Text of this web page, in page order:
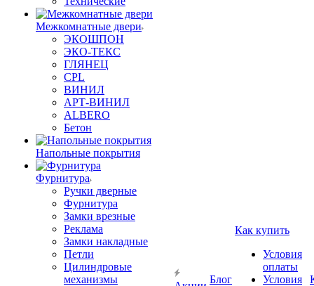
Межкомнатные двери
ЭКОШПОН
ЭКО-ТЕКС
ГЛЯНЕЦ
CPL
ВИНИЛ
АРТ-ВИНИЛ
ALBERO
Бетон
Напольные покрытия
Фурнитура
Ручки дверные
Фурнитура
Замки врезные
Реклама
Замки накладные
Петли
Цилиндровые
механизмы
Блог
Как купить
Условия
оплаты
Условия